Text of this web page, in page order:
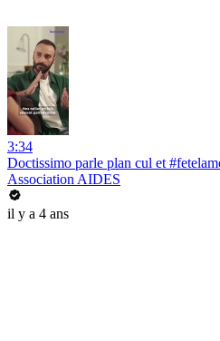
3:34
Doctissimo parle plan cul et
Association AIDES
il y a 4 ans